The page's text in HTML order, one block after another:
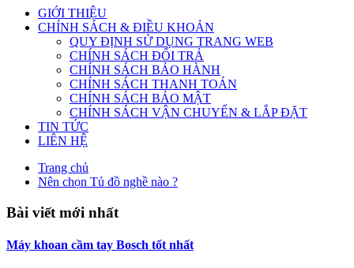
GIỚI THIỆU
CHÍNH SÁCH & ĐIỀU KHOẢN
QUY ĐỊNH SỬ DỤNG TRANG WEB
CHÍNH SÁCH ĐỔI TRẢ
CHÍNH SÁCH BẢO HÀNH
CHÍNH SÁCH THANH TOÁN
CHÍNH SÁCH BẢO MẬT
CHÍNH SÁCH VẬN CHUYỂN & LẮP ĐẶT
TIN TỨC
LIÊN HỆ
Trang chủ
Nên chọn Tủ đồ nghề nào ?
Bài viết mới nhất
Máy khoan cầm tay Bosch tốt nhất